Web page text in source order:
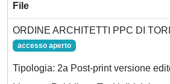
File
ORDINE ARCHITETTI PPC DI
accesso aperto
Tipologia: 2a Post-print versione